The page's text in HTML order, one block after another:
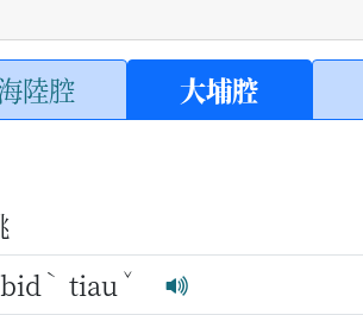
陸腔 大埔腔
bid ˋ tiau ˇ